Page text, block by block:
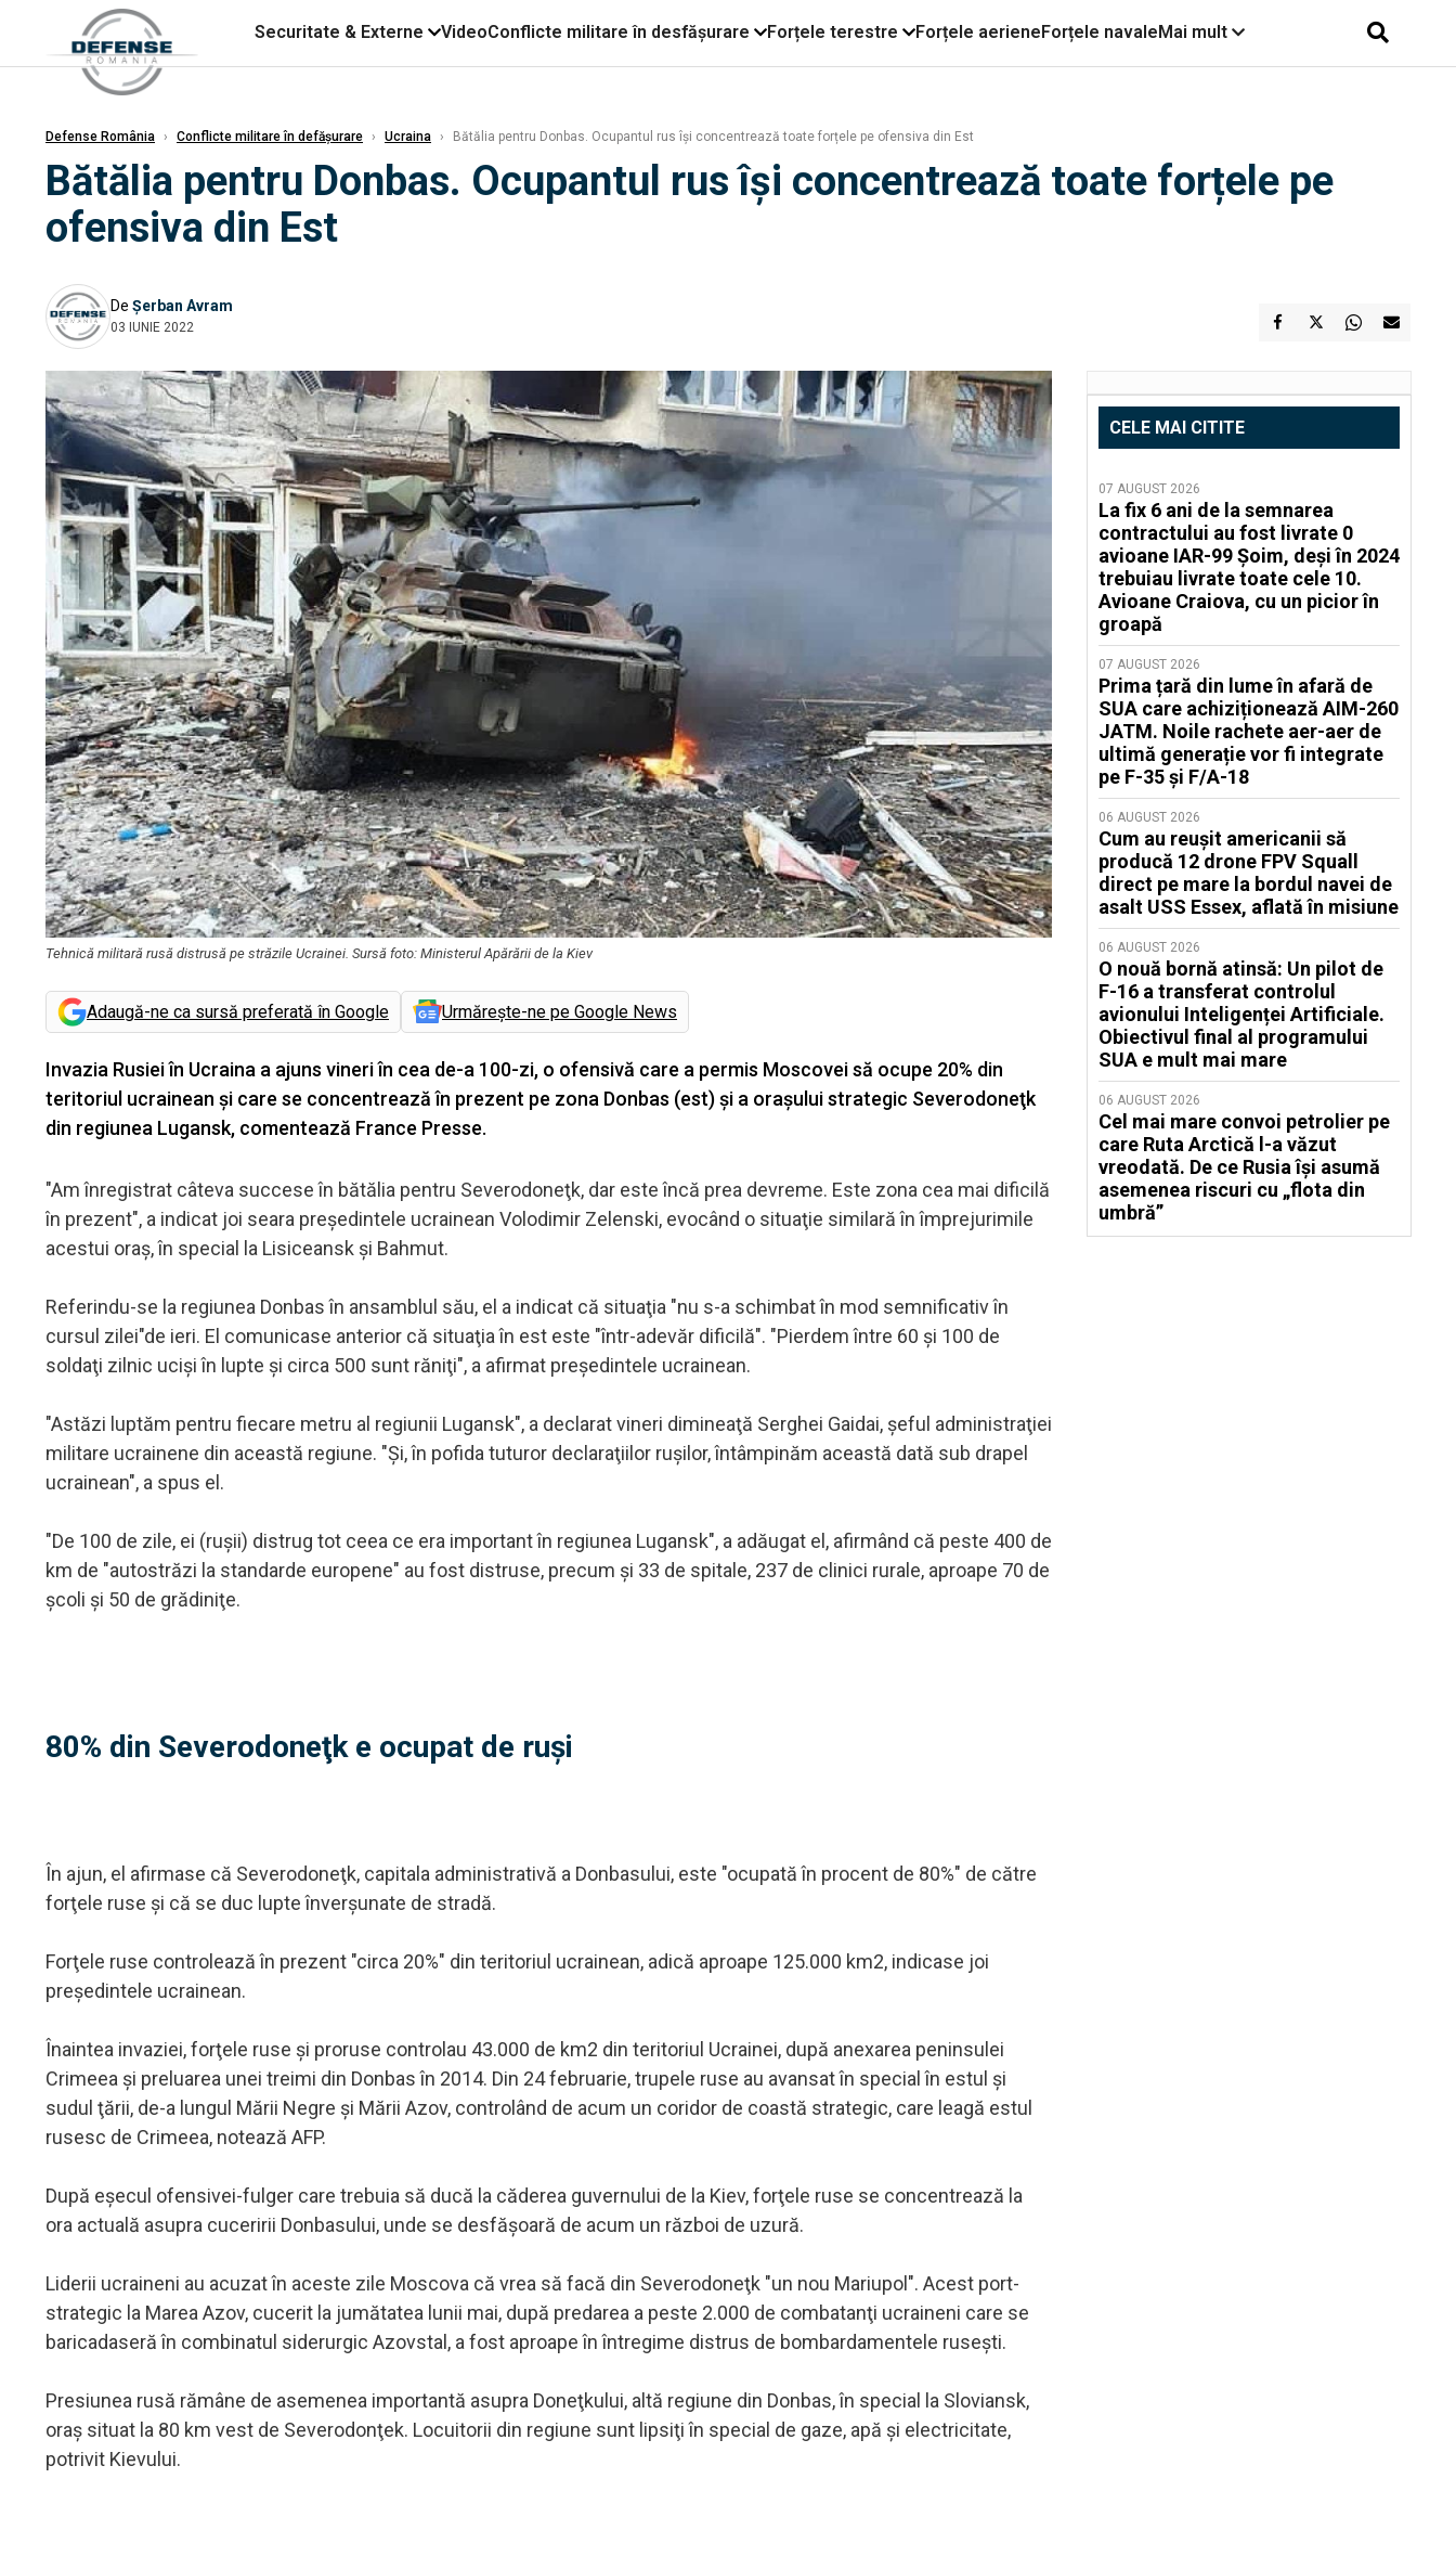
Securitate & Externe VideoConflicte militare în desfășurare Forțele terestre Forțele aerieneForțele navaleMai mult
Defense România › Conflicte militare în defășurare › Ucraina › Bătălia pentru Donbas. Ocupantul rus își concentrează toate forțele pe ofensiva din Est
Bătălia pentru Donbas. Ocupantul rus își concentrează toate forțele pe
ofensiva din Est
De Șerban Avram
03 IUNIE 2022
Tehnică militară rusă distrusă pe străzile Ucrainei. Sursă foto: Ministerul Apărării de la Kiev
Adaugă-ne ca sursă preferată în Google Urmărește-ne pe Google News
Invazia Rusiei în Ucraina a ajuns vineri în cea de-a 100-zi, o ofensivă care a permis Moscovei să ocupe 20% din
teritoriul ucrainean şi care se concentrează în prezent pe zona Donbas (est) şi a oraşului strategic Severodoneţk
din regiunea Lugansk, comentează France Presse.
"Am înregistrat câteva succese în bătălia pentru Severodoneţk, dar este încă prea devreme. Este zona cea mai dificilă
în prezent", a indicat joi seara preşedintele ucrainean Volodimir Zelenski, evocând o situaţie similară în împrejurimile
acestui oraş, în special la Lisiceansk şi Bahmut.
Referindu-se la regiunea Donbas în ansamblul său, el a indicat că situaţia "nu s-a schimbat în mod semnificativ în
cursul zilei"de ieri. El comunicase anterior că situaţia în est este "într-adevăr dificilă". "Pierdem între 60 şi 100 de
soldaţi zilnic ucişi în lupte şi circa 500 sunt răniţi", a afirmat preşedintele ucrainean.
"Astăzi luptăm pentru fiecare metru al regiunii Lugansk", a declarat vineri dimineaţă Serghei Gaidai, şeful administraţiei
militare ucrainene din această regiune. "Şi, în pofida tuturor declaraţiilor ruşilor, întâmpinăm această dată sub drapel
ucrainean", a spus el.
"De 100 de zile, ei (ruşii) distrug tot ceea ce era important în regiunea Lugansk", a adăugat el, afirmând că peste 400 de
km de "autostrăzi la standarde europene" au fost distruse, precum şi 33 de spitale, 237 de clinici rurale, aproape 70 de
şcoli şi 50 de grădiniţe.
80% din Severodoneţk e ocupat de ruși
În ajun, el afirmase că Severodoneţk, capitala administrativă a Donbasului, este "ocupată în procent de 80%" de către
forţele ruse şi că se duc lupte înverşunate de stradă.
Forţele ruse controlează în prezent "circa 20%" din teritoriul ucrainean, adică aproape 125.000 km2, indicase joi
preşedintele ucrainean.
Înaintea invaziei, forţele ruse şi proruse controlau 43.000 de km2 din teritoriul Ucrainei, după anexarea peninsulei
Crimeea şi preluarea unei treimi din Donbas în 2014. Din 24 februarie, trupele ruse au avansat în special în estul şi
sudul ţării, de-a lungul Mării Negre şi Mării Azov, controlând de acum un coridor de coastă strategic, care leagă estul
rusesc de Crimeea, notează AFP.
După eşecul ofensivei-fulger care trebuia să ducă la căderea guvernului de la Kiev, forţele ruse se concentrează la
ora actuală asupra cuceririi Donbasului, unde se desfăşoară de acum un război de uzură.
Liderii ucraineni au acuzat în aceste zile Moscova că vrea să facă din Severodoneţk "un nou Mariupol". Acest port-
strategic la Marea Azov, cucerit la jumătatea lunii mai, după predarea a peste 2.000 de combatanţi ucraineni care se
baricadaseră în combinatul siderurgic Azovstal, a fost aproape în întregime distrus de bombardamentele ruseşti.
Presiunea rusă rămâne de asemenea importantă asupra Doneţkului, altă regiune din Donbas, în special la Sloviansk,
oraş situat la 80 km vest de Severodonţek. Locuitorii din regiune sunt lipsiţi în special de gaze, apă şi electricitate,
potrivit Kievului.
CELE MAI CITITE
07 AUGUST 2026
La fix 6 ani de la semnarea
contractului au fost livrate 0
avioane IAR-99 Șoim, deși în 2024
trebuiau livrate toate cele 10.
Avioane Craiova, cu un picior în
groapă
07 AUGUST 2026
Prima țară din lume în afară de
SUA care achiziționează AIM-260
JATM. Noile rachete aer-aer de
ultimă generație vor fi integrate
pe F-35 și F/A-18
06 AUGUST 2026
Cum au reușit americanii să
producă 12 drone FPV Squall
direct pe mare la bordul navei de
asalt USS Essex, aflată în misiune
06 AUGUST 2026
O nouă bornă atinsă: Un pilot de
F-16 a transferat controlul
avionului Inteligenței Artificiale.
Obiectivul final al programului
SUA e mult mai mare
06 AUGUST 2026
Cel mai mare convoi petrolier pe
care Ruta Arctică l-a văzut
vreodată. De ce Rusia își asumă
asemenea riscuri cu „flota din
umbră”